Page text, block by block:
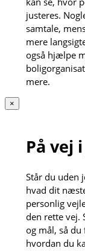
justeres.
samtale,
mere
også hjælpe
mere.
×
På vej
Står du uden
hvad dit
personlig
den rette vej.
og mål, så
hvordan du